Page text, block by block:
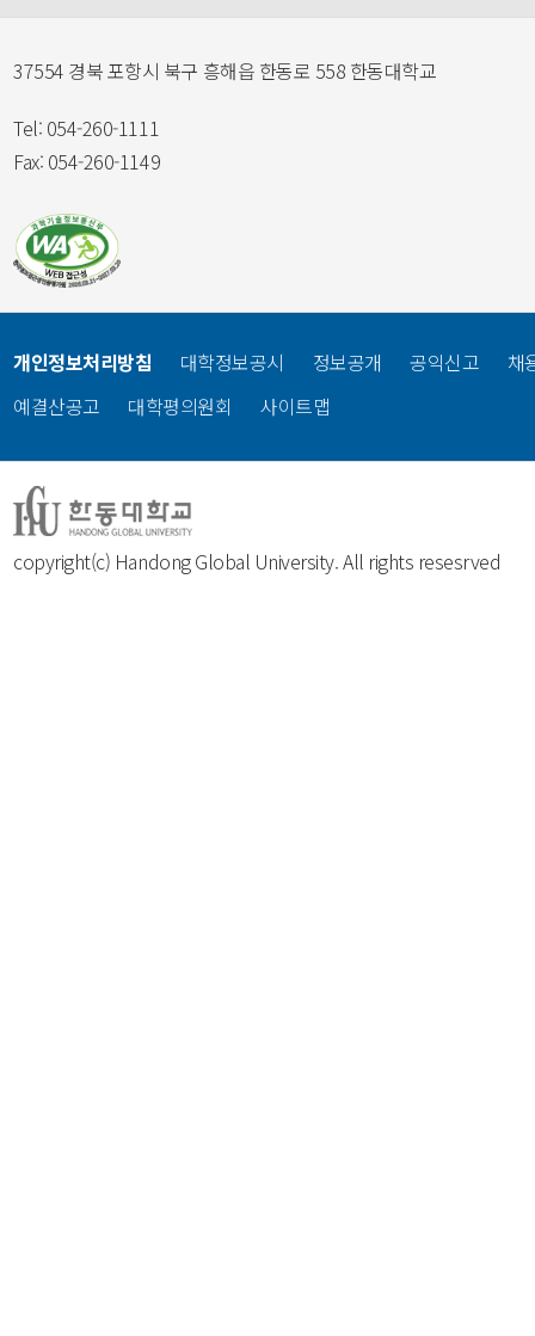
37554 경북 포항시 북구 흥해읍 한동로 558 한동대학교
Tel: 054-260-1111
Fax: 054-260-1149
copyright(c) Handong Global University. All rights resesrved
개인정보처리방침 대학정보공시 정보공개 공익신고
채
예결산공고
대학평의원회 사이트맵